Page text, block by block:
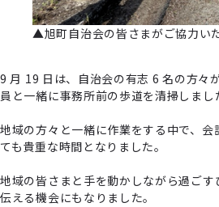
▲旭町自治会の皆さまがご協力い
9 月 19 日は、自治会の有志 6 名の方々
員と一緒に事務所前の歩道を清掃しまし
地域の方々と一緒に作業をする中で、会
ても貴重な時間となりました。
地域の皆さまと手を動かしながら過ご
伝える機会にもなりました。